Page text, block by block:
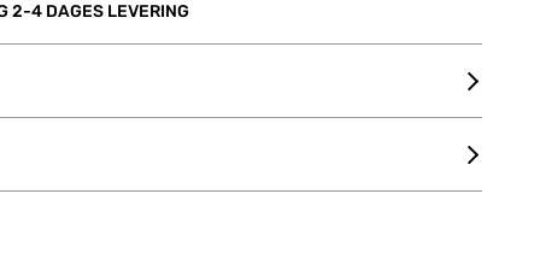
2-4 DAGES LEVERING